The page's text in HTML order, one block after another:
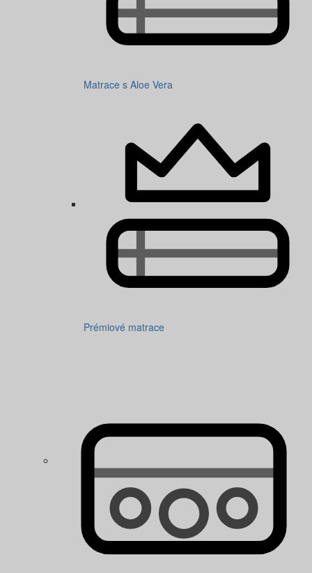
Matrace s Aloe Vera
Prémiové matrace